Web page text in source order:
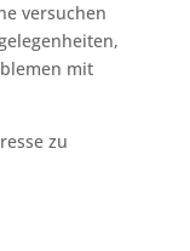
versuchen
mit
zu